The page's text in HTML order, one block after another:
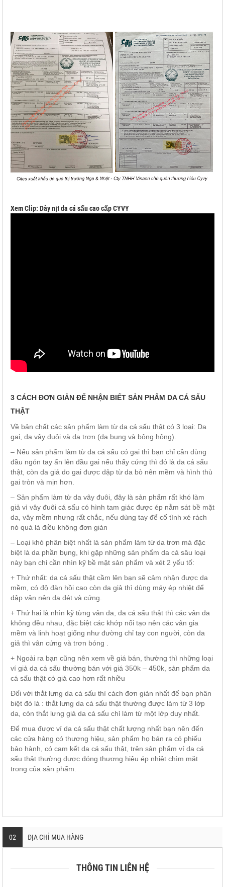
Xem Clip: Dây nịt da cá sấu cao cấp CYVY
3 CÁCH ĐƠN GIẢN ĐỂ NHẬN BIẾT SẢN PHẨM DA CÁ SẤU
THẬT
Về bản chất các sản phẩm làm từ da cá sấu thật có 3 loại: Da
gai, da vây đuôi và da trơn (da bụng và bông hông).
– Nếu sản phẩm làm từ da cá sấu có gai thì bạn chỉ cần dùng
đầu ngón tay ấn lên đầu gai nếu thấy cứng thì đó là da cá sấu
thật, còn da giả do gai được dập từ da bò nên mềm và hình thù
gai tròn và mịn hơn.
– Sản phẩm làm từ da vây đuôi, đây là sản phẩm rất khó làm
giả vì vây đuôi cá sấu có hình tam giác được ép nằm sát bề mặt
da, vây mềm nhưng rất chắc, nếu dùng tay để cố tình xé rách
nó quả là điều không đơn giản
– Loại khó phân biệt nhất là sản phẩm làm từ da trơn mà đặc
biệt là da phần bụng, khi gặp những sản phẩm da cá sâu loại
này bạn chỉ cần nhìn kỹ bề mặt sản phẩm và xét 2 yếu tố:
+ Thứ nhất: da cá sấu thật cầm lên bạn sẽ cảm nhận được da
mềm, có độ đàn hồi cao còn da giả thì dùng máy ép nhiệt để
dập vân nên da đét và cứng.
+ Thứ hai là nhìn kỹ từng vân da, da cá sấu thật thì các vân da
không đều nhau, đặc biệt các khớp nối tạo nên các vân gia
mềm và linh hoạt giống như đường chỉ tay con người, còn da
giả thì vân cứng và trơn bóng .
+ Ngoài ra bạn cũng nên xem về giá bán, thường thì những loại
ví giả da cá sấu thường bán với giá 350k – 450k, sản phẩm da
cá sấu thật có giá cao hơn rất nhiều
Đối với thắt lưng da cá sấu thì cách đơn giản nhất để bạn phân
biệt đó là : thắt lưng da cá sấu thật thường được làm từ 3 lớp
da, còn thắt lưng giả da cá sấu chỉ làm từ một lớp duy nhất.
Để mua được ví da cá sấu thật chất lượng nhất bạn nên đến
các cửa hàng có thương hiệu, sản phẩm họ bán ra có phiếu
bảo hành, có cam kết da cá sấu thật, trên sản phẩm ví da cá
sấu thật thường được đóng thương hiệu ép nhiệt chìm mặt
trong của sản phẩm.
02 ĐỊA CHỈ MUA HÀNG
THÔNG TIN LIÊN HỆ